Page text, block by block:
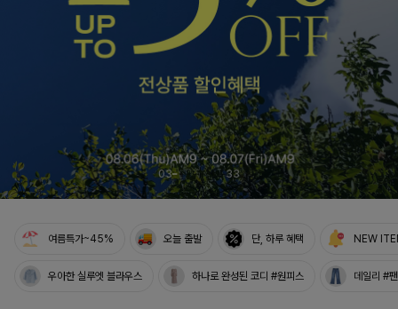
NO1. 썸머베스트
두가지 컬러 데일리아이템
룬카일 스트라이프셔츠
04 33
여름특가~45% 오늘 출발 단, 하루 혜택 NEW
우아한 실루엣 블라우스 하나로 완성된 코디 #원피스 데일리 #